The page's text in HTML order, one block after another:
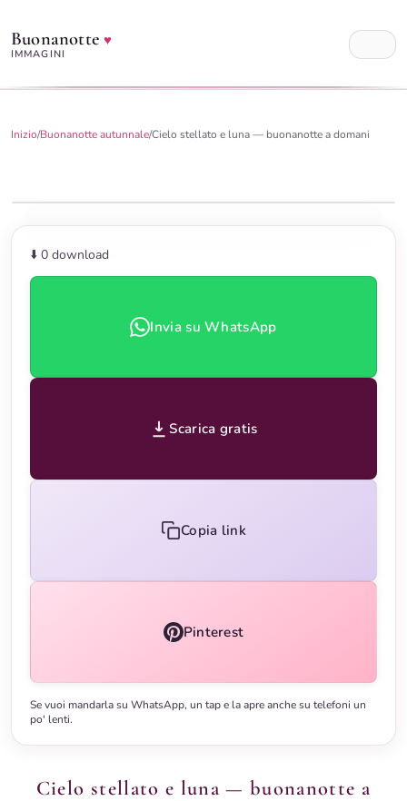
Buonanotte♥
IMMAGINI
Inizio/Buonanotte autunnale/Cielo stellato e luna — buonanotte a domani
⬇️ 0 download
Invia su WhatsApp
Scarica gratis
Copia link
Pinterest
Se vuoi mandarla su WhatsApp, un tap e la apre anche su telefoni un
po' lenti.
Cielo stellato e luna — buonanotte a